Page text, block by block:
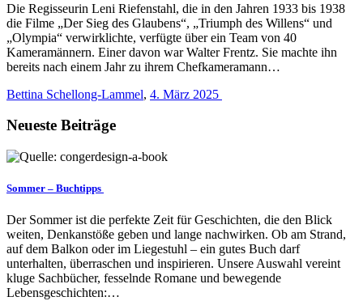
Die Regisseurin Leni Riefenstahl, die in den Jahren 1933 bis 1938
die Filme „Der Sieg des Glaubens“, „Triumph des Willens“ und
„Olympia“ verwirklichte, verfügte über ein Team von 40
Kameramännern. Einer davon war Walter Frentz. Sie machte ihn
bereits nach einem Jahr zu ihrem Chefkameramann…
Bettina Schellong-Lammel, 4. März 2025
Neueste Beiträge
Sommer – Buchtipps
Der Sommer ist die perfekte Zeit für Geschichten, die den Blick
weiten, Denkanstöße geben und lange nachwirken. Ob am Strand,
auf dem Balkon oder im Liegestuhl – ein gutes Buch darf
unterhalten, überraschen und inspirieren. Unsere Auswahl vereint
kluge Sachbücher, fesselnde Romane und bewegende
Lebensgeschichten:…